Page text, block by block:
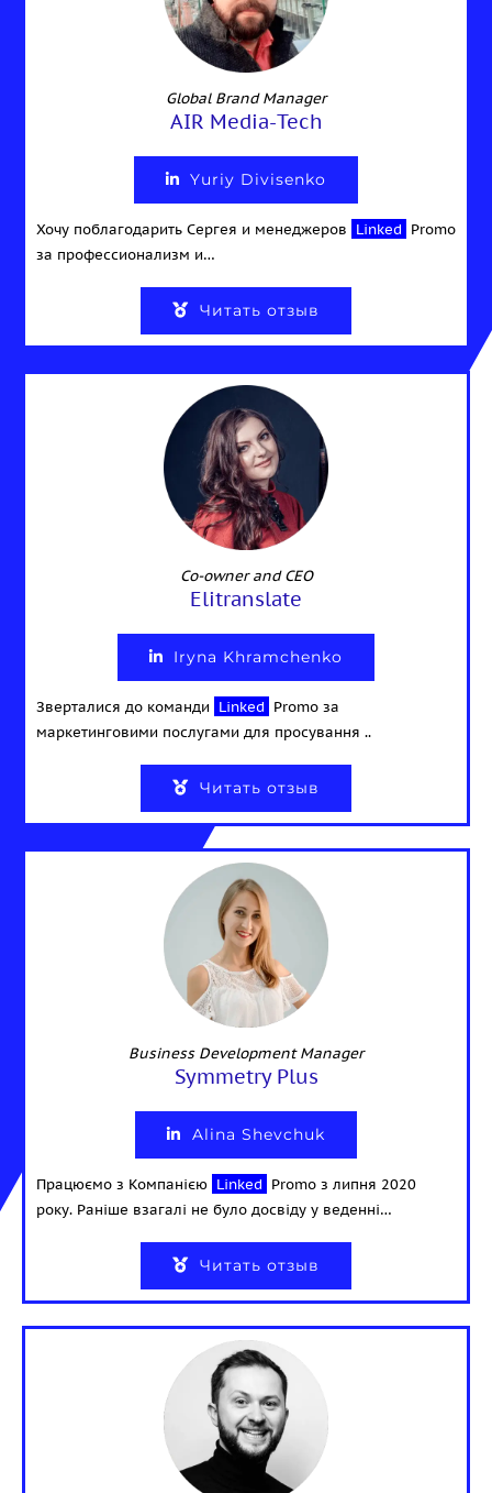
Global Brand Manager
AIR Media-Tech
Yuriy Divisenko
Хочу поблагодарить Сергея и менеджеров Linked Promo
за профессионализм и…
Читать отзыв
Co-owner and CEO
Elitranslate
Iryna Khramchenko
Зверталися до команди Linked Promo за
маркетинговими послугами для просування ..
Читать отзыв
Business Development Manager
Symmetry Plus
Alina Shevchuk
Працюємо з Компанією Linked Promo з липня 2020
року. Раніше взагалі не було досвіду у веденні…
Читать отзыв